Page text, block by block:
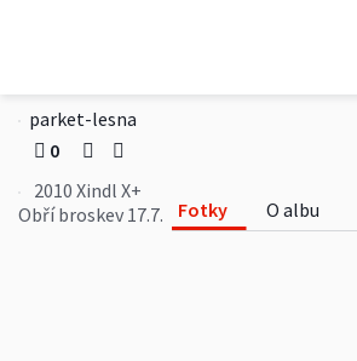
parket-lesna
0
2010 Xindl X+
Obří broskev 17.7.
Fotky O albu